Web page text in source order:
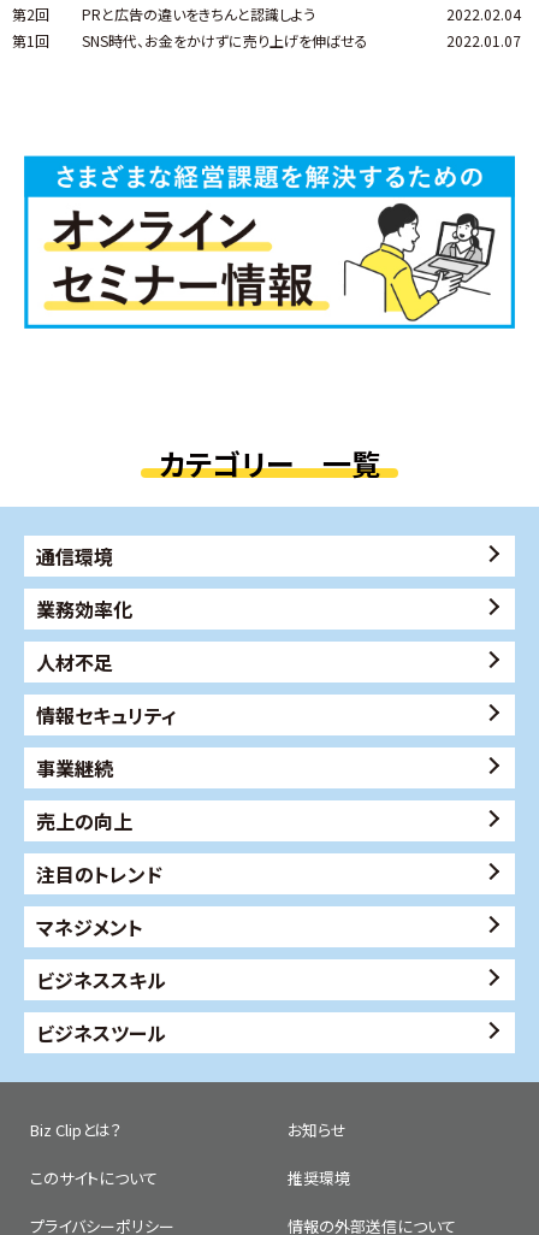
第2回
PRと広告の違いをきちんと認識しよう
2022.02.04
第1回
SNS時代、お金をかけずに売り上げを伸ばせる 2022.01.07
カテゴリー 一覧
通信環境
業務効率化
人材不足
情報セキュリティ
事業継続
売上の向上
注目のトレンド
マネジメント
ビジネススキル
ビジネスツール
Biz Clipとは？ お知らせ
このサイトについて 推奨環境
プライバシーポリシー 情報の外部送信について